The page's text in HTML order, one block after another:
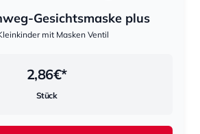
Gesichtsmaske plus
mit Masken Ventil
2,86€*
Stück